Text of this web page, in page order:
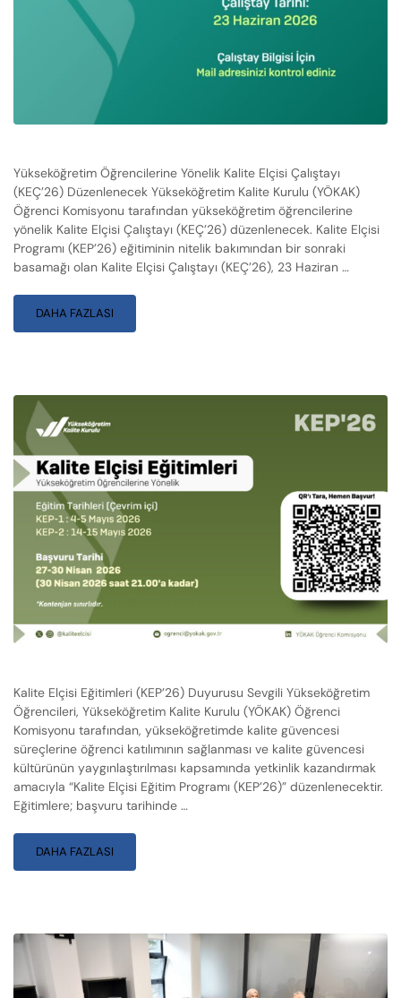
Yükseköğretim Öğrencilerine Yönelik Kalite Elçisi Çalıştayı
(KEÇ’26) Düzenlenecek Yükseköğretim Kalite Kurulu (YÖKAK)
Öğrenci Komisyonu tarafından yükseköğretim öğrencilerine
yönelik Kalite Elçisi Çalıştayı (KEÇ’26) düzenlenecek. Kalite Elçisi
Programı (KEP’26) eğitiminin nitelik bakımından bir sonraki
basamağı olan Kalite Elçisi Çalıştayı (KEÇ’26), 23 Haziran …
DAHA FAZLASI
Kalite Elçisi Eğitimleri (KEP’26) Duyurusu Sevgili Yükseköğretim
Öğrencileri, Yükseköğretim Kalite Kurulu (YÖKAK) Öğrenci
Komisyonu tarafından, yükseköğretimde kalite güvencesi
süreçlerine öğrenci katılımının sağlanması ve kalite güvencesi
kültürünün yaygınlaştırılması kapsamında yetkinlik kazandırmak
amacıyla “Kalite Elçisi Eğitim Programı (KEP’26)” düzenlenecektir.
Eğitimlere; başvuru tarihinde …
DAHA FAZLASI